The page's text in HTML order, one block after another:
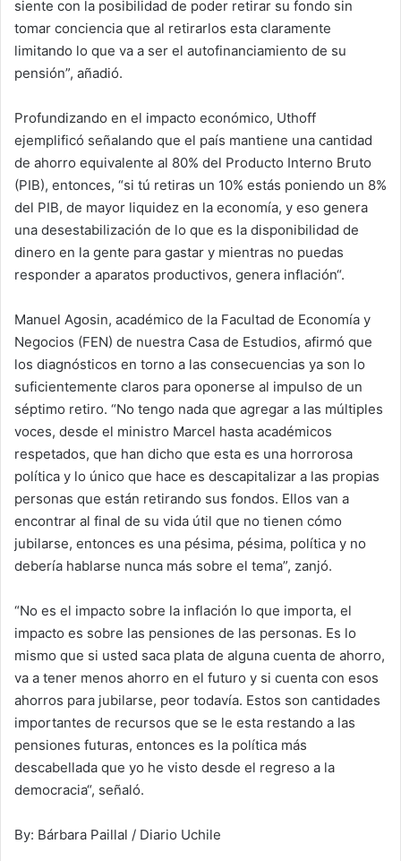
siente con la posibilidad de poder retirar su fondo sin
tomar conciencia que al retirarlos esta claramente
limitando lo que va a ser el autofinanciamiento de su
pensión”, añadió.
Profundizando en el impacto económico, Uthoff
ejemplificó señalando que el país mantiene una cantidad
de ahorro equivalente al 80% del Producto Interno Bruto
(PIB), entonces, “si tú retiras un 10% estás poniendo un 8%
del PIB, de mayor liquidez en la economía, y eso genera
una desestabilización de lo que es la disponibilidad de
dinero en la gente para gastar y mientras no puedas
responder a aparatos productivos, genera inflación“.
Manuel Agosin, académico de la Facultad de Economía y
Negocios (FEN) de nuestra Casa de Estudios, afirmó que
los diagnósticos en torno a las consecuencias ya son lo
suficientemente claros para oponerse al impulso de un
séptimo retiro. “No tengo nada que agregar a las múltiples
voces, desde el ministro Marcel hasta académicos
respetados, que han dicho que esta es una horrorosa
política y lo único que hace es descapitalizar a las propias
personas que están retirando sus fondos. Ellos van a
encontrar al final de su vida útil que no tienen cómo
jubilarse, entonces es una pésima, pésima, política y no
debería hablarse nunca más sobre el tema”, zanjó.
“No es el impacto sobre la inflación lo que importa, el
impacto es sobre las pensiones de las personas. Es lo
mismo que si usted saca plata de alguna cuenta de ahorro,
va a tener menos ahorro en el futuro y si cuenta con esos
ahorros para jubilarse, peor todavía. Estos son cantidades
importantes de recursos que se le esta restando a las
pensiones futuras, entonces es la política más
descabellada que yo he visto desde el regreso a la
democracia“, señaló.
By: Bárbara Paillal / Diario Uchile